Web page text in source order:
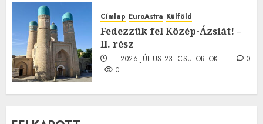
2026.JÚLIUS.23. CSÜTÖRTÖK.
0
Címlap EuroAstra Külföld
Fedezzük fel Közép-Ázsiát! –
II. rész
2026.JÚLIUS.23. CSÜTÖRTÖK.
0
0